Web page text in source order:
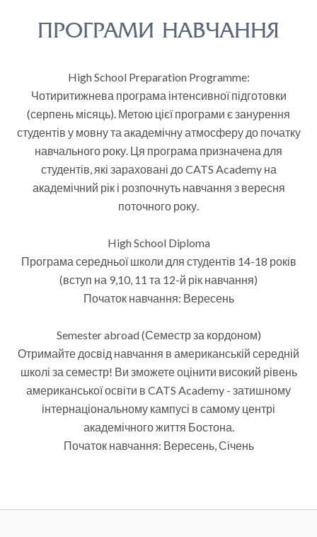
ПРОГРАМИ НАВЧАННЯ
High School Preparation Programme:
Чотиритижнева програма інтенсивної підготовки
(серпень місяць). Метою цієї програми є занурення
студентів у мовну та академічну атмосферу до початку
навчального року. Ця програма призначена для
студентів, які зараховані до CATS Academy на
академічний рік і розпочнуть навчання з вересня
поточного року.
High School Diploma
Програма середньої школи для студентів 14-18 років
(вступ на 9,10, 11 та 12-й рік навчання)
Початок навчання: Вересень
Semester abroad (Семестр за кордоном)
Отримайте досвід навчання в американській середній
школі за семестр! Ви зможете оцінити високий рівень
американської освіти в CATS Academy - затишному
інтернаціональному кампусі в самому центрі
академічного життя Бостона.
Початок навчання: Вересень, Січень